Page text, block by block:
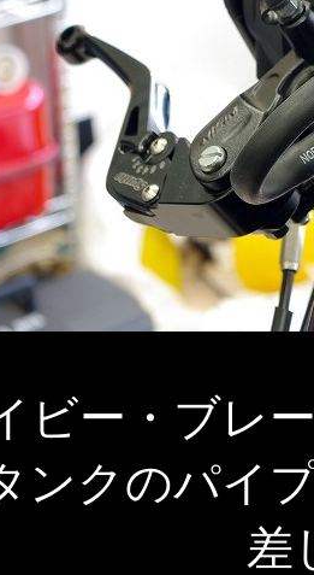
ビー・ブレ
ンクのパイ
差